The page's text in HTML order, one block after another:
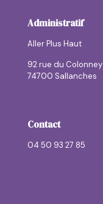
Administratif
Aller Plus Haut
92 rue du Colonney
74700 Sallanches
Contact
04 50 93 27 85